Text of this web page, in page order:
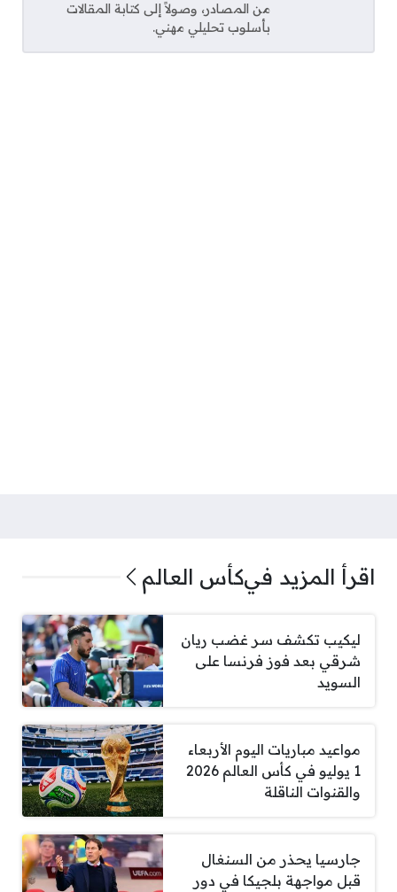
من المصادر، وصولاً إلى كتابة المقالات
بأسلوب تحليلي مهني.
اقرأ المزيد فيكأس العالم
ليكيب تكشف سر غضب ريان
شرقي بعد فوز فرنسا على
السويد
مواعيد مباريات اليوم الأربعاء
1 يوليو في كأس العالم 2026
والقنوات الناقلة
جارسيا يحذر من السنغال
قبل مواجهة بلجيكا في دور